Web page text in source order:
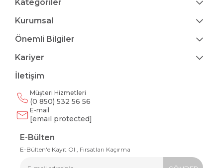
Kategoriler
Kurumsal
Önemli Bilgiler
Kariyer
İletişim
Müşteri Hizmetleri
(0 850) 532 56 56
E-mail
[email protected]
E-Bülten
E-Bülten'e Kayıt Ol , Fırsatları Kaçırma